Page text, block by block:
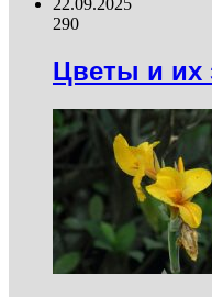
22.09.2025
290
Цветы и их